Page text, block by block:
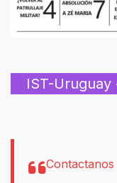
IST-
Contactanos